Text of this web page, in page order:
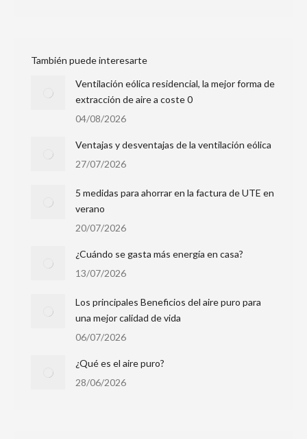
También puede interesarte
Ventilación eólica residencial, la mejor forma de
extracción de aire a coste 0
04/08/2026
Ventajas y desventajas de la ventilación eólica
27/07/2026
5 medidas para ahorrar en la factura de UTE en
verano
20/07/2026
¿Cuándo se gasta más energía en casa?
13/07/2026
Los principales Beneficios del aire puro para
una mejor calidad de vida
06/07/2026
¿Qué es el aire puro?
28/06/2026